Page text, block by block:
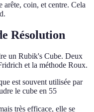
arête, coin, et centre. Cela
Résolution
un Rubik's Cube. Deux
et la méthode Roux.
est souvent utilisée par
le cube en 55
très efficace, elle se